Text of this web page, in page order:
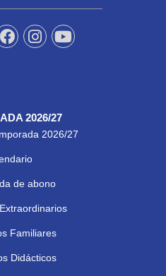
2026/27
2026/27
de abono
Familiares
Didácticos